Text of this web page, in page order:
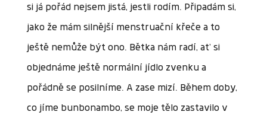
si já pořád nejsem jistá, jestli rodím. Připadám si,
jako že mám silnější menstruační křeče a to
ještě nemůže být ono. Bětka nám radí, ať si
objednáme ještě normální jídlo zvenku a
pořádně se posilníme. A zase mizí. Během doby,
co jíme bunbonambo, se moje tělo zastavilo v